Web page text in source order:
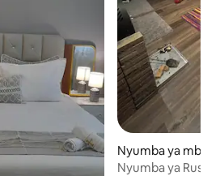
Nyumba ya mbao
iNyumba ya